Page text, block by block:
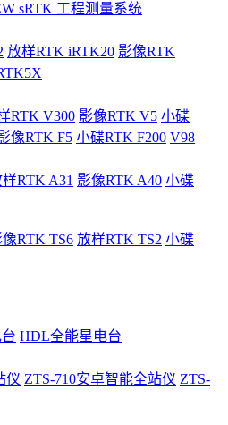
sRTK 工程测量系统
放样RTK iRTK20 影像RTK
RTK V300 影像RTK V5 小碟
像RTK F5 小碟RTK F200 V98
RTK A31 影像RTK A40 小碟
像RTK TS6 放样RTK TS2 小碟
HDL全能星电台
仪 ZTS-710安卓智能全站仪 ZTS-